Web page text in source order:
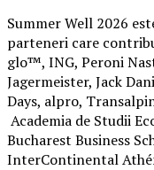
Summer Well 2026
parteneri care
glo™, ING, Peroni
Jagermeister, Jack
Days, alpro,
Academia de Studii
Bucharest Business
InterContinental